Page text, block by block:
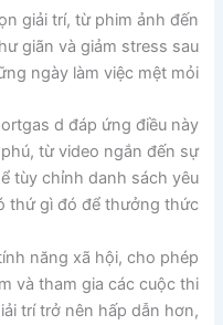
giải trí, từ phim ảnh đến
giãn và giảm stress sau
ngày làm việc mệt mỏi.
d đáp ứng điều này
từ video ngắn đến sự
tùy chỉnh danh sách yêu
thứ gì đó để thưởng thức.
năng xã hội, cho phép
và tham gia các cuộc thi
trí trở nên hấp dẫn hơn,